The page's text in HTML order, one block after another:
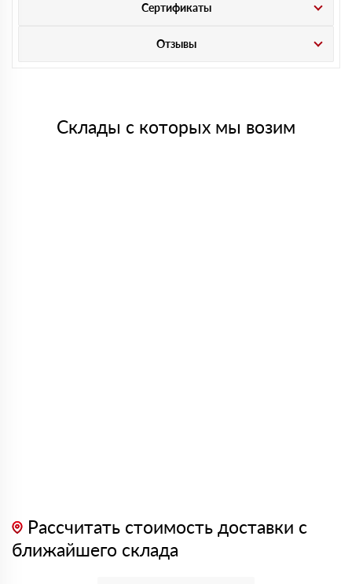
Сертификаты
Отзывы
Склады с которых мы возим
Рассчитать стоимость доставки с
ближайшего склада